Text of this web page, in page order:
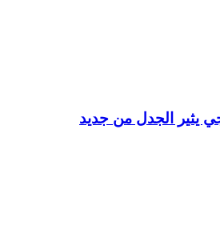
يثير الجدل من جديد